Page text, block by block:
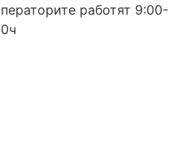
работят 9:00-